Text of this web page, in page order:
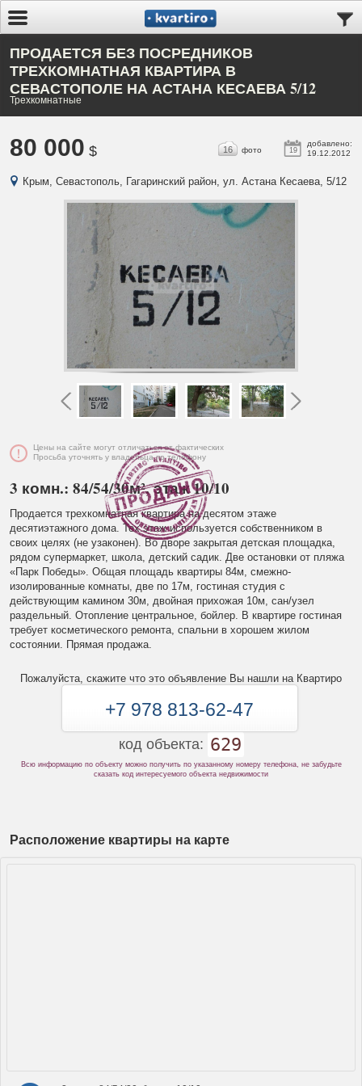
ПРОДАЕТСЯ БЕЗ ПОСРЕДНИКОВ
ТРЕХКОМНАТНАЯ КВАРТИРА В
СЕВАСТОПОЛЕ НА АСТАНА КЕСАЕВА 5/12
Трехкомнатные
80 000 $ 19
добавлено:
19.12.2012
16 фото
Крым, Севастополь, Гагаринский район, ул. Астана Кесаева, 5/12
Цены на сайте могут отличаться от фактических
Просьба уточнять у владельца по телефону
3 комн.: 84/54/30м², этаж 10/10
Продается трехкомнатная квартира на десятом этаже
десятиэтажного дома. Тех.этаж используется собственником в
своих целях (не узаконен). Во дворе закрытая детская площадка,
рядом супермаркет, школа, детский садик. Две остановки от пляжа
«Парк Победы». Общая площадь квартиры 84м, смежно-
изолированные комнаты, две по 17м, гостиная студия с
действующим камином 30м, двойная прихожая 10м, сан/узел
раздельный. Отопление центральное, бойлер. В квартире гостиная
требует косметического ремонта, спальни в хорошем жилом
состоянии. Прямая продажа.
Пожалуйста, скажите что это объявление Вы нашли на Квартиро
+7 978 813-62-47
код объекта: 629
Всю информацию по объекту можно получить по указанному номеру телефона, не забудьте
сказать код интересуемого объекта недвижимости
Расположение квартиры на карте